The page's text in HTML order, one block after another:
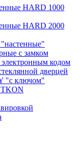
HARD 1000
HARD 2000
с замком
кодом
дверцей
"с ключом"